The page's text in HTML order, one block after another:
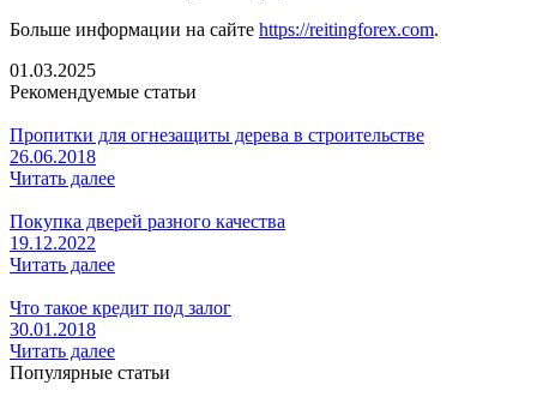
Больше информации на сайте https://reitingforex.com.
01.03.2025
Рекомендуемые статьи
Пропитки для огнезащиты дерева в строительстве
26.06.2018
Читать далее
Покупка дверей разного качества
19.12.2022
Читать далее
Что такое кредит под залог
30.01.2018
Читать далее
Популярные статьи